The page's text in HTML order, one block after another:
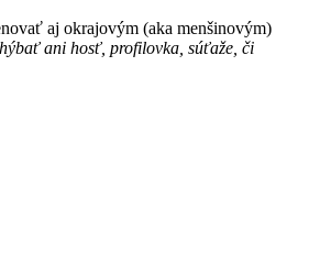
aj okrajovým (aka menšinovým)
ani hosť, profilovka, súťaže, či